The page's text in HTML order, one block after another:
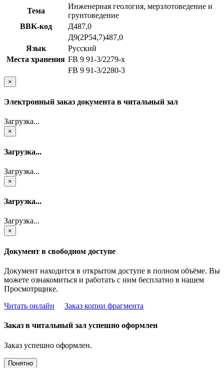
Тема
Инженерная геология, мерзлотоведение и
грунтоведение
BBK-код
Д487,0
Д9(2Р54,7)487,0
Язык
Русский
Места хранения FB 9 91-3/2279-x
FB 9 91-3/2280-3
×
Электронный заказ документа в читальный зал
Загрузка...
×
Загрузка...
Загрузка...
×
Загрузка...
Загрузка...
×
Документ в свободном доступе
Документ находится в открытом доступе в полном объёме. Вы
можете ознакомиться и работать с ним бесплатно в нашем
Просмотрщике.
Читать онлайн
Заказ копии фрагмента
Заказ в читальный зал успешно оформлен
Заказ успешно оформлен.
Понятно